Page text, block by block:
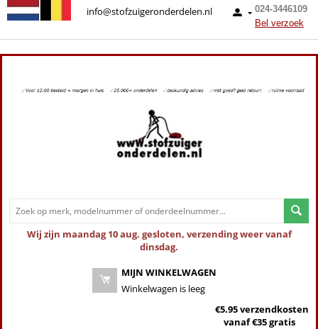
024-3446109
Bel verzoek
info@stofzuigeronderdelen.nl
Wij zijn maandag 10 aug. gesloten, verzending weer vanaf
dinsdag.
MIJN WINKELWAGEN
Winkelwagen is leeg
€5.95 verzendkosten
vanaf €35 gratis